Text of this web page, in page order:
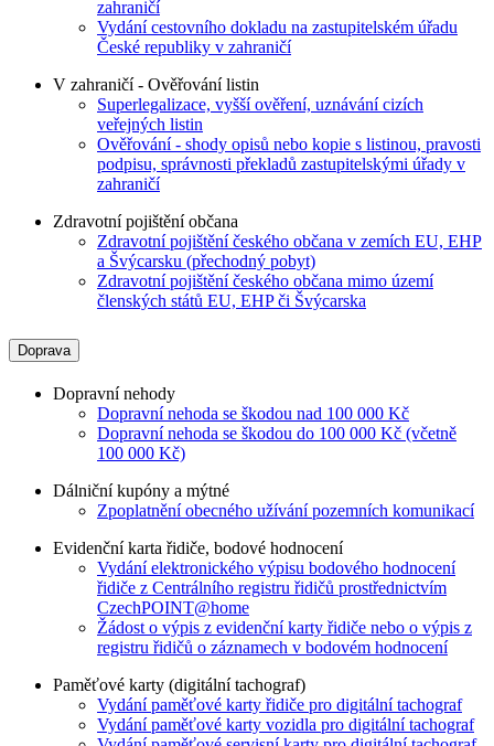
zahraničí
Vydání cestovního dokladu na zastupitelském úřadu
České republiky v zahraničí
V zahraničí - Ověřování listin
Superlegalizace, vyšší ověření, uznávání cizích
veřejných listin
Ověřování - shody opisů nebo kopie s listinou, pravosti
podpisu, správnosti překladů zastupitelskými úřady v
zahraničí
Zdravotní pojištění občana
Zdravotní pojištění českého občana v zemích EU, EHP
a Švýcarsku (přechodný pobyt)
Zdravotní pojištění českého občana mimo území
členských států EU, EHP či Švýcarska
Doprava
Dopravní nehody
Dopravní nehoda se škodou nad 100 000 Kč
Dopravní nehoda se škodou do 100 000 Kč (včetně
100 000 Kč)
Dálniční kupóny a mýtné
Zpoplatnění obecného užívání pozemních komunikací
Evidenční karta řidiče, bodové hodnocení
Vydání elektronického výpisu bodového hodnocení
řidiče z Centrálního registru řidičů prostřednictvím
CzechPOINT@home
Žádost o výpis z evidenční karty řidiče nebo o výpis z
registru řidičů o záznamech v bodovém hodnocení
Paměťové karty (digitální tachograf)
Vydání paměťové karty řidiče pro digitální tachograf
Vydání paměťové karty vozidla pro digitální tachograf